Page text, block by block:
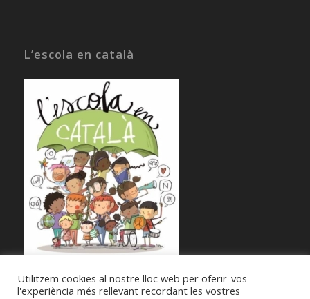
L’escola en català
Utilitzem cookies al nostre lloc web per oferir-vos
l'experiència més rellevant recordant les vostres